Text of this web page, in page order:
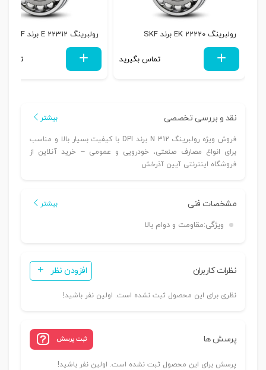
رولبرینگ 22220 EK برند SKF
تماس بگیرید
رولبرینگ 22312 E برند SKF
تماس
نقد و بررسی تخصصی بیشتر
فروش ویژه رولبرینگ N 312 برند DPI با کیفیت بسیار بالا و مناسب
برای انواع مصارف صنعتی، خودرویی و عمومی – خرید آنلاین از
فروشگاه اینترنتی آیین آذرخش
مشخصات فنی بیشتر
ویژگی:مقاومت و دوام بالا
نظرات کاربران افزودن نظر
نظری برای این محصول ثبت نشده است. اولین نفر باشید!
پرسش ها ثبت پرسش
پرسش برای این محصول ثبت نشده است. اولین نفر باشید!